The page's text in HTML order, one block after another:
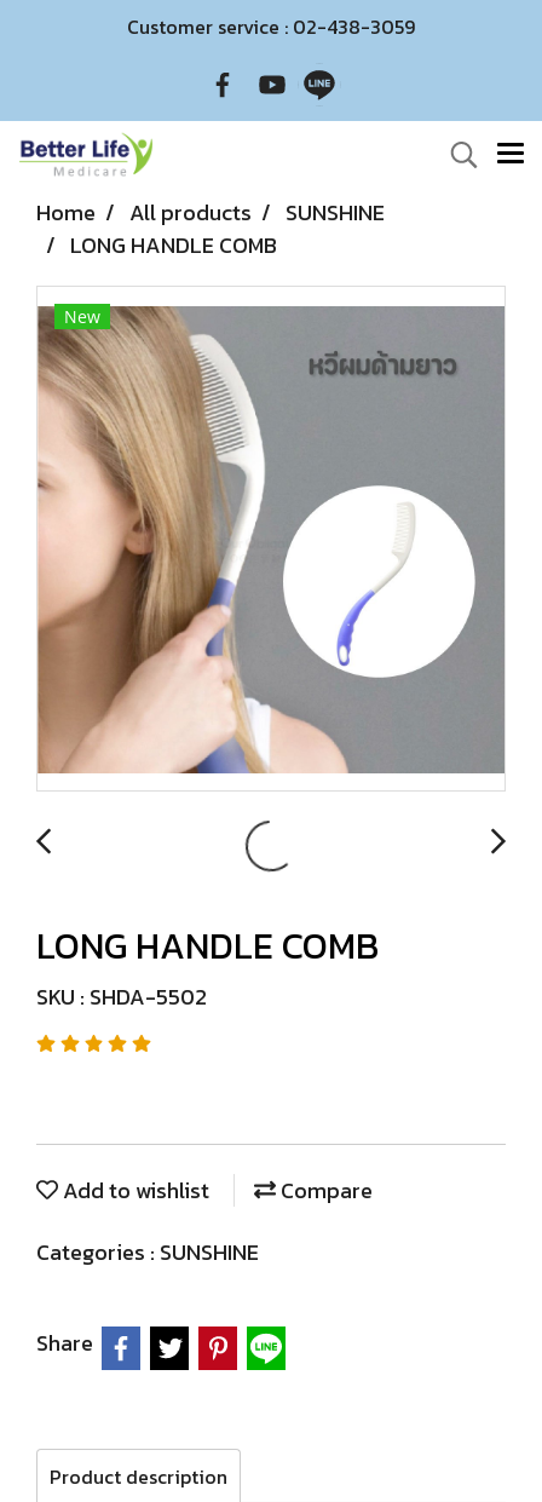
Customer service : 02-438-3059
Home All products
SUNSHINE
LONG HANDLE COMB
New
LONG HANDLE COMB
SKU : SHDA-5502
Add to wishlist
Compare
Categories : SUNSHINE
Share
Product description